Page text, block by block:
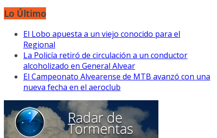
Lo Último
El Lobo apuesta a un viejo conocido para el
Regional
La Policía retiró de circulación a un conductor
alcoholizado en General Alvear
El Campeonato Alvearense de MTB avanzó con una
nueva fecha en el aeroclub